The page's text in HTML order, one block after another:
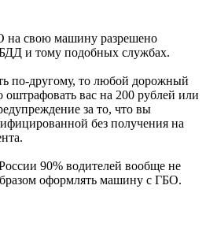
на свою машину разрешено
и тому подобных службах.
по-другому, то любой дорожный
оштрафовать вас на 200 рублей или
за то, что вы
без получения на
90% водителей вообще не
оформлять машину с ГБО.